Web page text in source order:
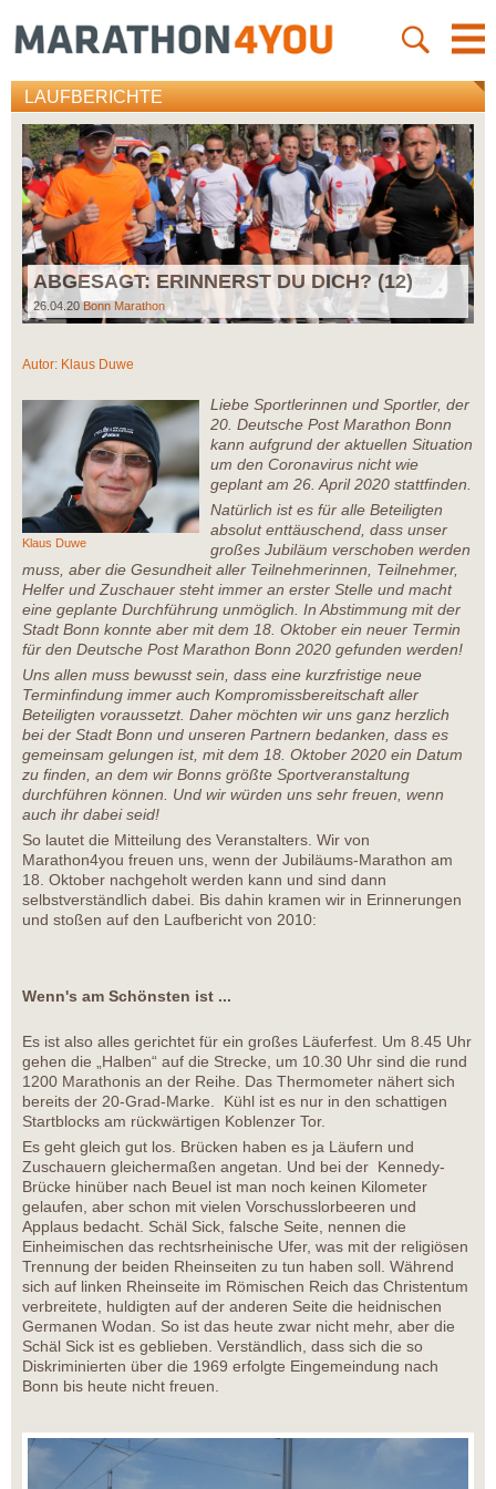
LAUFBERICHTE
ABGESAGT: ERINNERST DU DICH? (12)
26.04.20Bonn Marathon
Autor: Klaus Duwe
Klaus Duwe
Liebe Sportlerinnen und Sportler, der
20. Deutsche Post Marathon Bonn
kann aufgrund der aktuellen Situation
um den Coronavirus nicht wie
geplant am 26. April 2020 stattfinden.
Natürlich ist es für alle Beteiligten
absolut enttäuschend, dass unser
großes Jubiläum verschoben werden
muss, aber die Gesundheit aller Teilnehmerinnen, Teilnehmer,
Helfer und Zuschauer steht immer an erster Stelle und macht
eine geplante Durchführung unmöglich. In Abstimmung mit der
Stadt Bonn konnte aber mit dem 18. Oktober ein neuer Termin
für den Deutsche Post Marathon Bonn 2020 gefunden werden!
Uns allen muss bewusst sein, dass eine kurzfristige neue
Terminfindung immer auch Kompromissbereitschaft aller
Beteiligten voraussetzt. Daher möchten wir uns ganz herzlich
bei der Stadt Bonn und unseren Partnern bedanken, dass es
gemeinsam gelungen ist, mit dem 18. Oktober 2020 ein Datum
zu finden, an dem wir Bonns größte Sportveranstaltung
durchführen können. Und wir würden uns sehr freuen, wenn
auch ihr dabei seid!
So lautet die Mitteilung des Veranstalters. Wir von
Marathon4you freuen uns, wenn der Jubiläums-Marathon am
18. Oktober nachgeholt werden kann und sind dann
selbstverständlich dabei. Bis dahin kramen wir in Erinnerungen
und stoßen auf den Laufbericht von 2010:
Wenn's am Schönsten ist ...
Es ist also alles gerichtet für ein großes Läuferfest. Um 8.45 Uhr
gehen die „Halben“ auf die Strecke, um 10.30 Uhr sind die rund
1200 Marathonis an der Reihe. Das Thermometer nähert sich
bereits der 20-Grad-Marke. Kühl ist es nur in den schattigen
Startblocks am rückwärtigen Koblenzer Tor.
Es geht gleich gut los. Brücken haben es ja Läufern und
Zuschauern gleichermaßen angetan. Und bei der Kennedy-
Brücke hinüber nach Beuel ist man noch keinen Kilometer
gelaufen, aber schon mit vielen Vorschusslorbeeren und
Applaus bedacht. Schäl Sick, falsche Seite, nennen die
Einheimischen das rechtsrheinische Ufer, was mit der religiösen
Trennung der beiden Rheinseiten zu tun haben soll. Während
sich auf linken Rheinseite im Römischen Reich das Christentum
verbreitete, huldigten auf der anderen Seite die heidnischen
Germanen Wodan. So ist das heute zwar nicht mehr, aber die
Schäl Sick ist es geblieben. Verständlich, dass sich die so
Diskriminierten über die 1969 erfolgte Eingemeindung nach
Bonn bis heute nicht freuen.